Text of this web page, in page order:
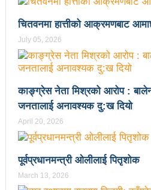
भरतपुर महानगर युवा संजालको
महिलातर्फ २३ विजयी
Public governance training
in Indian Ocean Rim
launched in Kunming
रसुवा उडेको हेलिकप्टर दुर्घटनाः ५
दारी ग्याङ फुटसल प्रतियोगिताको
चेपिण्डे खोलाले बगाएर ६ वर्षीय
चितवनमा हात्तीको आक्रमणबाट
July 05, 2026
काङ्ग्रेस नेता मिश्रको आरोप :
जनतालाई अनावश्यक दु:ख दियो
April 20, 2026
पूर्वप्रधानमन्त्री ओलीलाई पितृशोक
March 13, 2026